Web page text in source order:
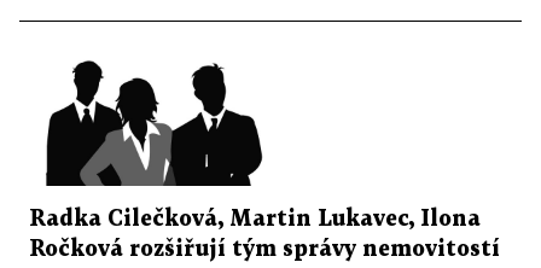
Radka Cilečková, Martin Lukavec, Ilona
Ročková rozšiřují tým správy nemovitostí